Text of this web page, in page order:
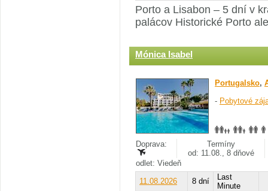
Porto a Lisabon – 5 dní v
palácov Historické Porto
Mónica Isabel
Portugalsko,
- Pobytové
Doprava:
Termíny
od: 11.08., 8 dňové
odlet: Viedeň
11.08.2026
8 dní
Last
Minute